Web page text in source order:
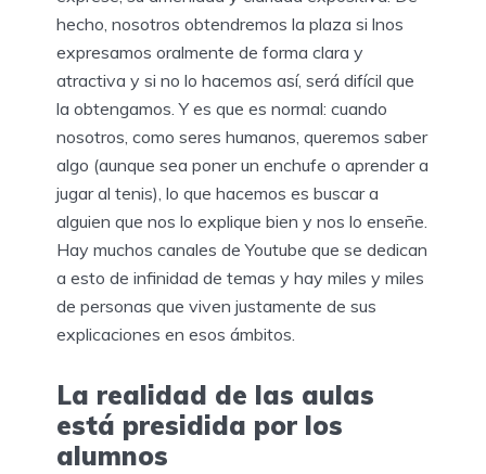
hecho, nosotros obtendremos la plaza si lnos
expresamos oralmente de forma clara y
atractiva y si no lo hacemos así, será difícil que
la obtengamos. Y es que es normal: cuando
nosotros, como seres humanos, queremos saber
algo (aunque sea poner un enchufe o aprender a
jugar al tenis), lo que hacemos es buscar a
alguien que nos lo explique bien y nos lo enseñe.
Hay muchos canales de Youtube que se dedican
a esto de infinidad de temas y hay miles y miles
de personas que viven justamente de sus
explicaciones en esos ámbitos.
La realidad de las aulas
está presidida por los
alumnos